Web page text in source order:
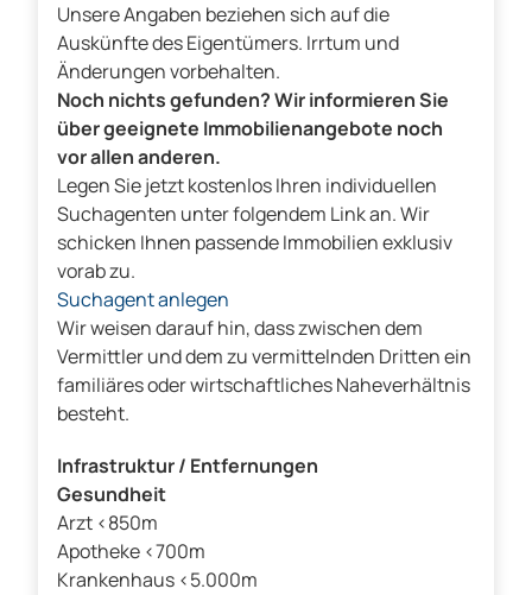
Unsere Angaben beziehen sich auf die
Auskünfte des Eigentümers. Irrtum und
Änderungen vorbehalten.
Noch nichts gefunden? Wir informieren Sie
über geeignete Immobilienangebote noch
vor allen anderen.
Legen Sie jetzt kostenlos Ihren individuellen
Suchagenten unter folgendem Link an. Wir
schicken Ihnen passende Immobilien exklusiv
vorab zu.
Suchagent anlegen
Wir weisen darauf hin, dass zwischen dem
Vermittler und dem zu vermittelnden Dritten ein
familiäres oder wirtschaftliches Naheverhältnis
besteht.
Infrastruktur / Entfernungen
Gesundheit
Arzt <850m
Apotheke <700m
Krankenhaus <5.000m